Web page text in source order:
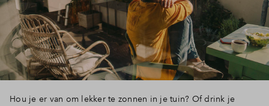
Inloggen
Hou je er van om lekker te zonnen in je tuin? Of drink je